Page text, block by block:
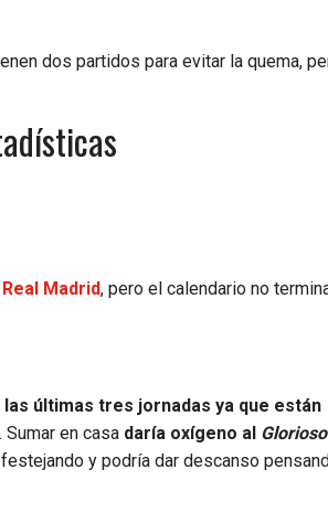
dos partidos para evitar la quema,
Madrid, pero el calendario no
últimas tres jornadas ya que están
en casa daría oxígeno al Glorioso
y podría dar descanso